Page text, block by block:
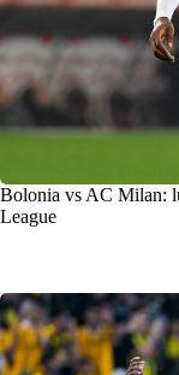
Bolonia vs AC Milan:
League